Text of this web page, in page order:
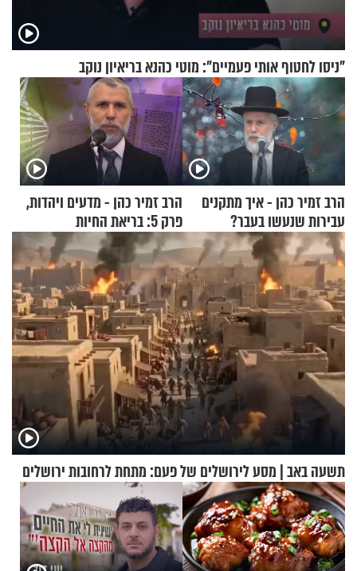
"ניסו לחטוף אותי פעמיים": מוטי כהנא בריאיון נוקב
הרב זמיר כהן - איך מתקנים
עבירות שנעשו בעבר?
הרב זמיר כהן - מדעים ויהדות,
פרק 5: בריאת החיות
תשעה באב | מסע לירושלים של פעם: מתחת לרחובות ירושלים